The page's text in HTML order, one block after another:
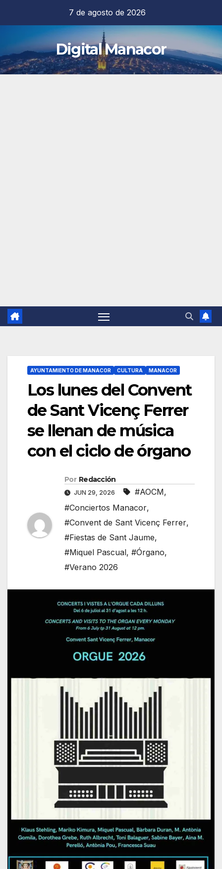
contenido
7 de agosto de 2026
Digital Manacor
AYUNTAMIENTO DE MANACOR CULTURA MANACOR
Los lunes del Convent
de Sant Vicenç Ferrer
se llenan de música
con el ciclo de órgano
Por Redacción
JUN 29, 2026 #AOCM,
#Conciertos Manacor,
#Convent de Sant Vicenç Ferrer,
#Fiestas de Sant Jaume,
#Miquel Pascual, #Órgano,
#Verano 2026